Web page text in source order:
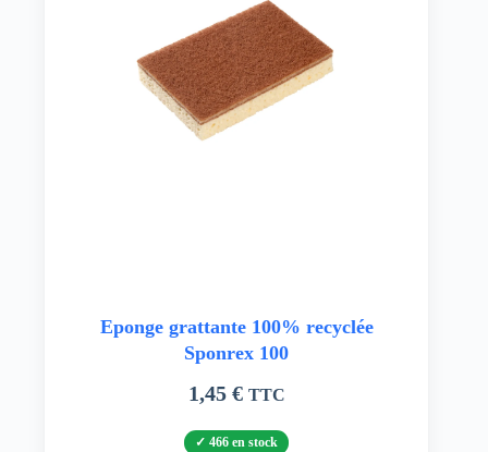
Eponge grattante 100% recyclée
Sponrex 100
1,45 € TTC
466 en stock